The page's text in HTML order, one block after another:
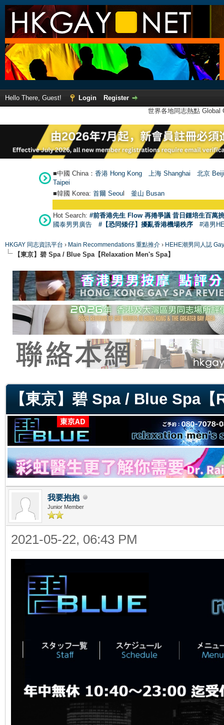
Hello There, Guest! Login
Register
世界各地同志熱點
■中國 China： 香港 Hong Kong 上海 Shanghai
北京
Taipei
■韓國 Korea: 首爾 Seoul 釜山 Busan
Hot Search: #前香港先生 Flow 再捲爭議 昔日鍾培生百萬
國泰男男廣告
#【恐同矮仔】擾亂香港機場秩序 #港男
HKGAY 同志資訊平台 › Main Recommendations 重點推介 › HEHE潮男同人誌
【東京】碧 Spa / Blue Spa【Relaxation Men's Spa】
【東京】碧 Spa / Blue Spa
我要抱抱
Junior Member
2021-05-22, 06:43 PM